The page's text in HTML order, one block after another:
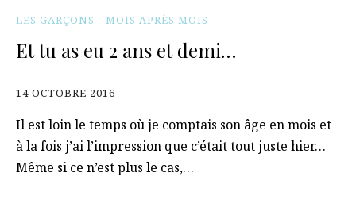
LES GARÇONS MOIS APRÈS MOIS
Et tu as eu 2 ans et demi…
14 OCTOBRE 2016
Il est loin le temps où je comptais son âge en mois et
à la fois j’ai l’impression que c’était tout juste hier…
Même si ce n’est plus le cas,…